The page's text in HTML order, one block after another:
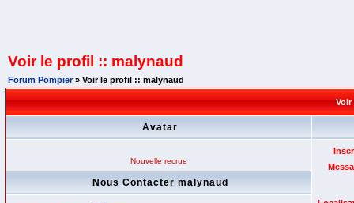
Voir le profil :: malynaud
Forum Pompier» Voir le profil :: malynaud
Avatar
Nouvelle recrue
Nous Contacter malynaud